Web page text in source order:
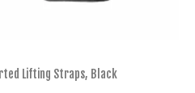
Lifting Straps, Black